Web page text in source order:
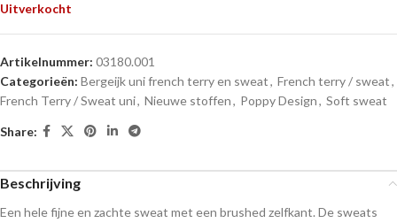
Uitverkocht
Artikelnummer: 03180.001
Categorieën: Bergeijk uni french terry en sweat, French terry / sweat,
French Terry / Sweat uni, Nieuwe stoffen, Poppy Design, Soft sweat
Share:
Beschrijving
Een hele fijne en zachte sweat met een brushed zelfkant. De sweats